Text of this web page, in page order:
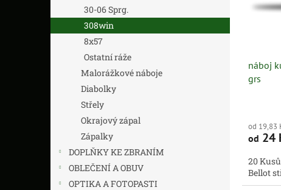
30-06 Sprg.
308win
8x57
Ostatní ráže
Malorážkové náboje
Diabolky
Střely
Okrajový zápal
Zápalky
DOPLŇKY KE ZBRANÍM
OBLEČENÍ A OBUV
OPTIKA A FOTOPASTI
náboj
grs
od 19,83
od 24
20
Bellot